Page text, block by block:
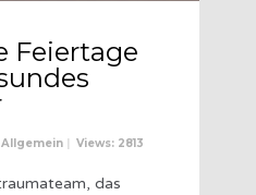
Feiertage
Allgemein | Views: 2813
das